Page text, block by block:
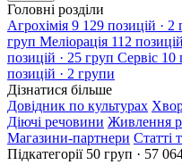
Головні розділи
Агрохімія 9 129 позицій · 2
груп Меліорація 112
позицій · 25 груп Сервіс 10
позицій · 2 групи
Дізнатися більше
Довідник по культурах
Діючі речовини Живлення
Магазини-партнери Статті
Підкатегорії 50 груп · 57